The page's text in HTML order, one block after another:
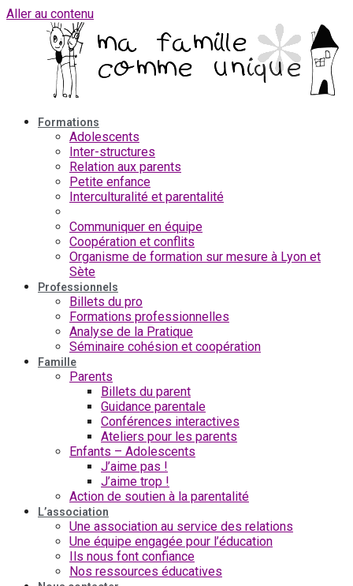
Aller au contenu
Formations
Adolescents
Inter-structures
Relation aux parents
Petite enfance
Interculturalité et parentalité
Communiquer en équipe
Coopération et conflits
Organisme de formation sur mesure à Lyon et
Sète
Professionnels
Billets du pro
Formations professionnelles
Analyse de la Pratique
Séminaire cohésion et coopération
Famille
Parents
Billets du parent
Guidance parentale
Conférences interactives
Ateliers pour les parents
Enfants – Adolescents
J’aime pas !
J’aime trop !
Action de soutien à la parentalité
L’association
Une association au service des relations
Une équipe engagée pour l’éducation
Ils nous font confiance
Nos ressources éducatives